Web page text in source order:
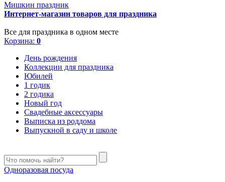
Мишкин праздник
Интернет-магазин товаров для праздника
Все для праздника в одном месте
Корзина: 0
День рождения
Коллекции для праздника
Юбилей
1 годик
2 годика
Новый год
Свадебные аксессуары
Выписка из роддома
Выпускной в саду и школе
Одноразовая посуда